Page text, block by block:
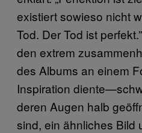
existiert sowieso nicht
Tod. Der Tod ist
den extrem
des Albums an einem
Inspiration
deren Augen halb
sind, ein ähnliches Bild